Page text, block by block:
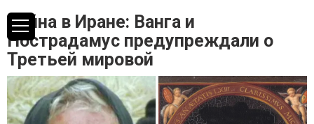
Война в Иране: Ванга и
Нострадамус предупреждали о
Третьей мировой